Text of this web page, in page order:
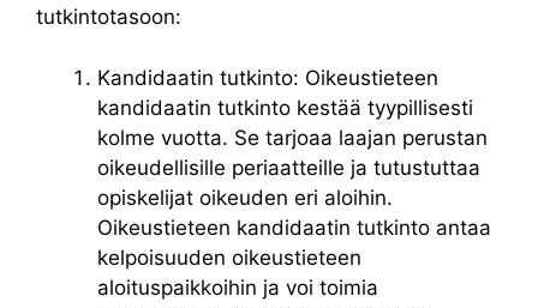
tutkintotasoon:
Kandidaatin tutkinto: Oikeustieteen
kandidaatin tutkinto kestää tyypillisesti
kolme vuotta. Se tarjoaa laajan perustan
oikeudellisille periaatteille ja tutustuttaa
opiskelijat oikeuden eri aloihin.
Oikeustieteen kandidaatin tutkinto antaa
kelpoisuuden oikeustieteen
aloituspaikkoihin ja voi toimia